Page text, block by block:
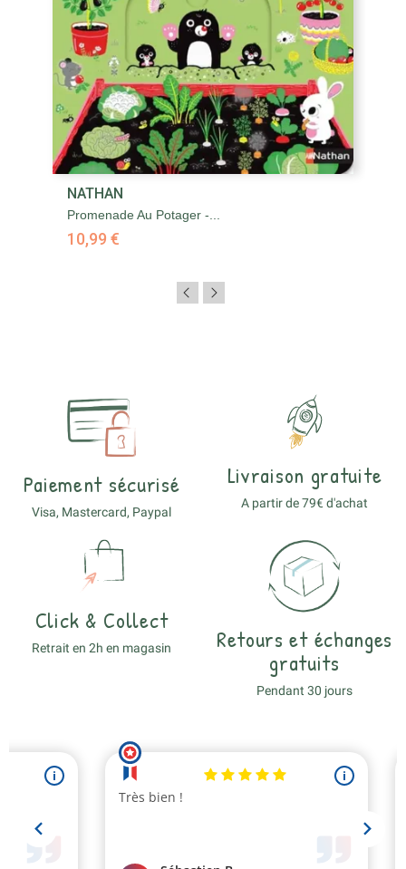
NATHAN
Promenade Au Potager -...
10,99 €
Paiement sécurisé
Visa, Mastercard, Paypal
Livraison gratuite
A partir de 79€ d'achat
Click & Collect
Retrait en 2h en magasin
Retours et échanges
gratuits
Pendant 30 jours